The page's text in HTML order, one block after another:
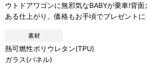
ウトドアワゴンに無邪気なBABYが乗車!背
ある仕上がり。価格もお手頃でプレゼントに
素材
熱可燃性ポリウレタン(TPU)
ガラス(パネル)